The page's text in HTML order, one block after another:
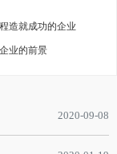
造就成功的企业
业的前景
2020-09-08